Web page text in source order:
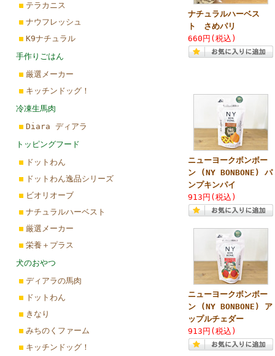
テラカニス
ナウフレッシュ
K9ナチュラル
手作りごはん
厳選メーカー
キッチンドッグ！
冷凍生馬肉
Diara ディアラ
トッピングフード
ドットわん
ドットわん逸品シリーズ
ビオリオーブ
ナチュラルハーベスト
厳選メーカー
栄養＋プラス
犬のおやつ
ディアラの馬肉
ドットわん
きなり
みちのくファーム
キッチンドッグ！
ナチュラルハーベス
ト さめパリ
660円(税込)
ニューヨークボンボー
ン (NY BONBONE) パ
ンプキンパイ
913円(税込)
ニューヨークボンボー
ン (NY BONBONE) ア
ップルチェダー
913円(税込)